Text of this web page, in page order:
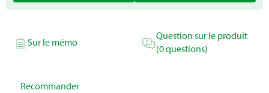
Sur le mémo
Question sur le produit
(0 questions)
Recommander